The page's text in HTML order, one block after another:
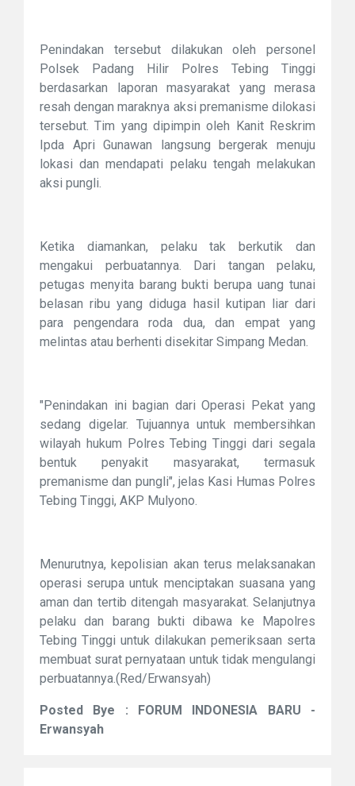
Penindakan tersebut dilakukan oleh personel
Polsek Padang Hilir Polres Tebing Tinggi
berdasarkan laporan masyarakat yang merasa
resah dengan maraknya aksi premanisme dilokasi
tersebut. Tim yang dipimpin oleh Kanit Reskrim
Ipda Apri Gunawan langsung bergerak menuju
lokasi dan mendapati pelaku tengah melakukan
aksi pungli.
Ketika diamankan, pelaku tak berkutik dan
mengakui perbuatannya. Dari tangan pelaku,
petugas menyita barang bukti berupa uang tunai
belasan ribu yang diduga hasil kutipan liar dari
para pengendara roda dua, dan empat yang
melintas atau berhenti disekitar Simpang Medan.
"Penindakan ini bagian dari Operasi Pekat yang
sedang digelar. Tujuannya untuk membersihkan
wilayah hukum Polres Tebing Tinggi dari segala
bentuk penyakit masyarakat, termasuk
premanisme dan pungli", jelas Kasi Humas Polres
Tebing Tinggi, AKP Mulyono.
Menurutnya, kepolisian akan terus melaksanakan
operasi serupa untuk menciptakan suasana yang
aman dan tertib ditengah masyarakat. Selanjutnya
pelaku dan barang bukti dibawa ke Mapolres
Tebing Tinggi untuk dilakukan pemeriksaan serta
membuat surat pernyataan untuk tidak mengulangi
perbuatannya.(Red/Erwansyah)
Posted Bye : FORUM INDONESIA BARU -
Erwansyah